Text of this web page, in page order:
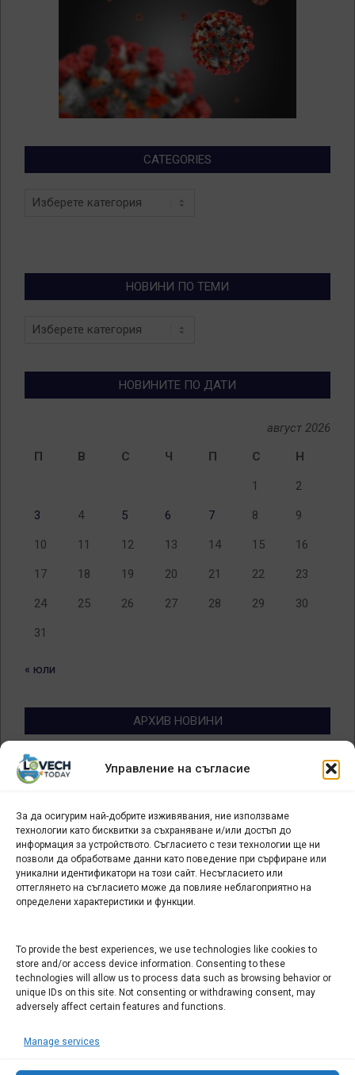
Управление на съгласие
За да осигурим най-добрите изживявания, ние използваме
технологии като бисквитки за съхраняване и/или достъп до
информация за устройството. Съгласието с тези технологии ще ни
позволи да обработваме данни като поведение при сърфиране или
уникални идентификатори на този сайт. Несъгласието или
оттеглянето на съгласието може да повлияе неблагоприятно на
определени характеристики и функции.
To provide the best experiences, we use technologies like cookies to
store and/or access device information. Consenting to these
technologies will allow us to process data such as browsing behavior or
unique IDs on this site. Not consenting or withdrawing consent, may
adversely affect certain features and functions.
Manage services
CATEGORIES
Categories
НОВИНИ ПО ТЕМИ
Новини
НОВИНИТЕ ПО ДАТИ
август 2026
П
В С Ч П С Н
1 2
3 4 5 6 7 8 9
10 11 12 13 14 15 16
17 18 19 20 21 22 23
24 25 26 27 28 29 30
31
« юли
АРХИВ НОВИНИ
Архив
новини
БИЗНЕС
Арт галерия "Мостове" – магазин за изкуство
СЕВЕРОЗАПАДА ИНФОРМАЦИОНЕН БИЗНЕС
ТУРИСТИЧЕСКИ КЛЪСТЕР
ИНСТИТУЦИИ В ЛОВЕЧ
Административен съд Ловеч
Областна администрация Ловеч
ОДМВР Ловеч
Окръжен съд Ловеч